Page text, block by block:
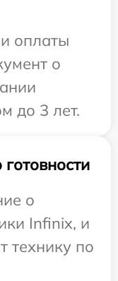
оплаты
о
до 3 лет.
о
Infinix, и
технику по